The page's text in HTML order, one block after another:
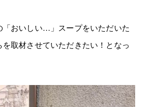
「おいしい…」スープをいただいた
取材させていただきたい！となっ